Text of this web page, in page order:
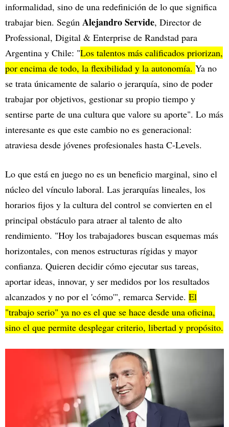
informalidad, sino de una redefinición de lo que significa
trabajar bien. Según Alejandro Servide, Director de
Professional, Digital & Enterprise de Randstad para
Argentina y Chile: "Los talentos más calificados priorizan,
por encima de todo, la flexibilidad y la autonomía. Ya no
se trata únicamente de salario o jerarquía, sino de poder
trabajar por objetivos, gestionar su propio tiempo y
sentirse parte de una cultura que valore su aporte". Lo más
interesante es que este cambio no es generacional:
atraviesa desde jóvenes profesionales hasta C-Levels.
Lo que está en juego no es un beneficio marginal, sino el
núcleo del vínculo laboral. Las jerarquías lineales, los
horarios fijos y la cultura del control se convierten en el
principal obstáculo para atraer al talento de alto
rendimiento. "Hoy los trabajadores buscan esquemas más
horizontales, con menos estructuras rígidas y mayor
confianza. Quieren decidir cómo ejecutar sus tareas,
aportar ideas, innovar, y ser medidos por los resultados
alcanzados y no por el 'cómo'", remarca Servide. El
"trabajo serio" ya no es el que se hace desde una oficina,
sino el que permite desplegar criterio, libertad y propósito.